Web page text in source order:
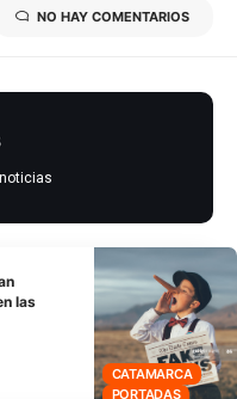
NO HAY COMENTARIOS
CATAMARCA
PORTADAS
las